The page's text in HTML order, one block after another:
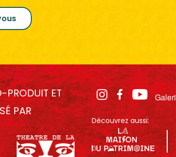
PRODUIT ET
PAR
Découvrez aussi: